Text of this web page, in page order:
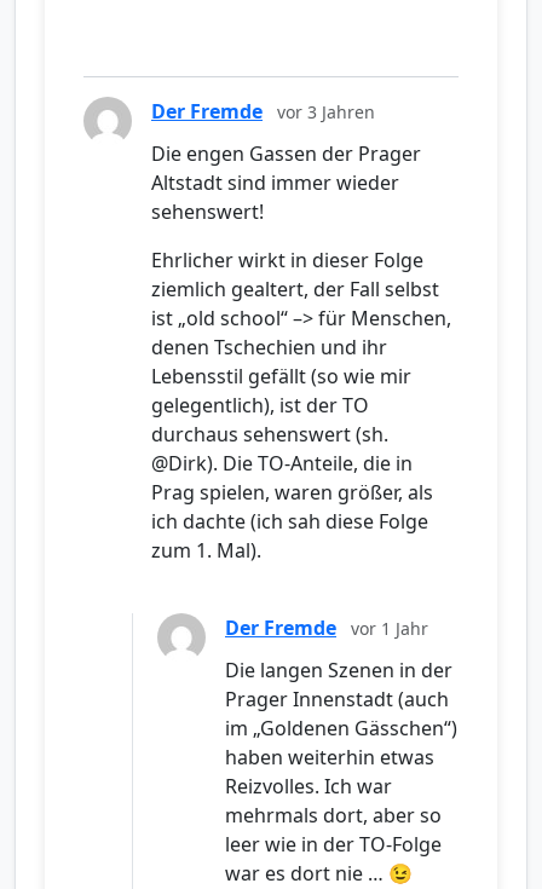
Der Fremde vor 3 Jahren
Die engen Gassen der Prager
Altstadt sind immer wieder
sehenswert!
Ehrlicher wirkt in dieser Folge
ziemlich gealtert, der Fall selbst
ist „old school“ –> für Menschen,
denen Tschechien und ihr
Lebensstil gefällt (so wie mir
gelegentlich), ist der TO
durchaus sehenswert (sh.
@Dirk). Die TO-Anteile, die in
Prag spielen, waren größer, als
ich dachte (ich sah diese Folge
zum 1. Mal).
Der Fremde vor 1 Jahr
Die langen Szenen in der
Prager Innenstadt (auch
im „Goldenen Gässchen“)
haben weiterhin etwas
Reizvolles. Ich war
mehrmals dort, aber so
leer wie in der TO-Folge
war es dort nie … 😉